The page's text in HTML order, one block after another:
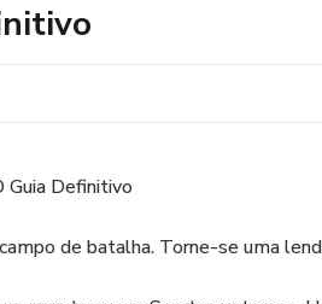
Guia Definitivo
de batalha. Torne-se uma